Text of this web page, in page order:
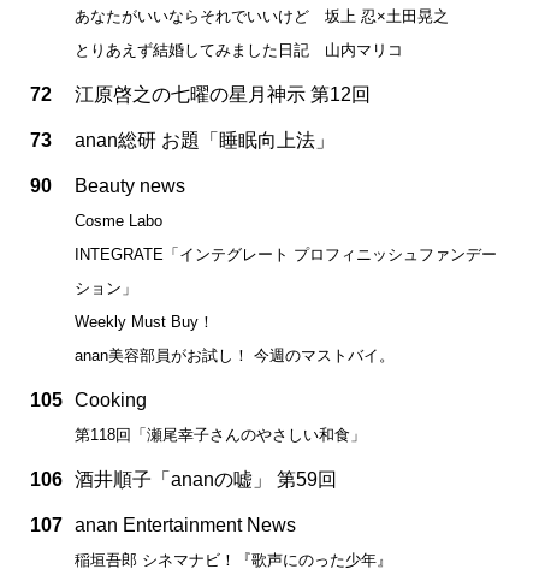
あなたがいいならそれでいいけど 坂上 忍×土田晃之
とりあえず結婚してみました日記 山内マリコ
72 江原啓之の七曜の星月神示 第12回
73 anan総研 お題「睡眠向上法」
90 Beauty news
Cosme Labo
INTEGRATE「インテグレート プロフィニッシュファンデー
ション」
Weekly Must Buy！
anan美容部員がお試し！ 今週のマストバイ。
105 Cooking
第118回「瀬尾幸子さんのやさしい和食」
106 酒井順子「ananの嘘」 第59回
107 anan Entertainment News
稲垣吾郎 シネマナビ！『歌声にのった少年』